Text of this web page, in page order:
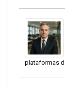
plataformas